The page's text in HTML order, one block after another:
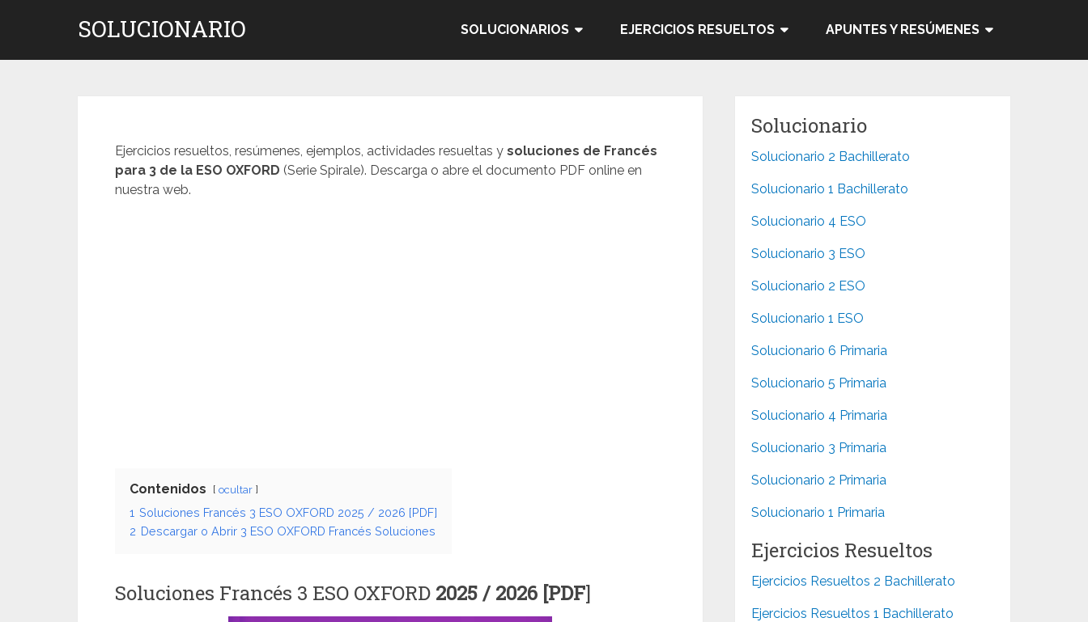
SOLUCIONARIO SOLUCIONARIOS EJERCICIOS RESUELTOS APUNTES Y RESÚMENES
Ejercicios resueltos, resúmenes, ejemplos, actividades resueltas y soluciones de Francés
para 3 de la ESO OXFORD (Serie Spirale). Descarga o abre el documento PDF online en
nuestra web.
Contenidos ocultar
1 Soluciones Francés 3 ESO OXFORD 2025 / 2026 [PDF]
2 Descargar o Abrir 3 ESO OXFORD Francés Soluciones
Soluciones Francés 3 ESO OXFORD 2025 / 2026 [PDF]
Solucionario
Solucionario 2 Bachillerato
Solucionario 1 Bachillerato
Solucionario 4 ESO
Solucionario 3 ESO
Solucionario 2 ESO
Solucionario 1 ESO
Solucionario 6 Primaria
Solucionario 5 Primaria
Solucionario 4 Primaria
Solucionario 3 Primaria
Solucionario 2 Primaria
Solucionario 1 Primaria
Ejercicios Resueltos
Ejercicios Resueltos 2 Bachillerato
Ejercicios Resueltos 1 Bachillerato